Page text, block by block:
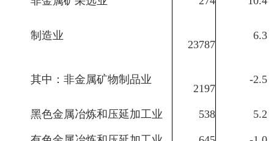
制造业
23787
6.3
其中：非金属矿物制品业
2197
-2.5
黑色金属冶炼和压延加工业 538 5.2